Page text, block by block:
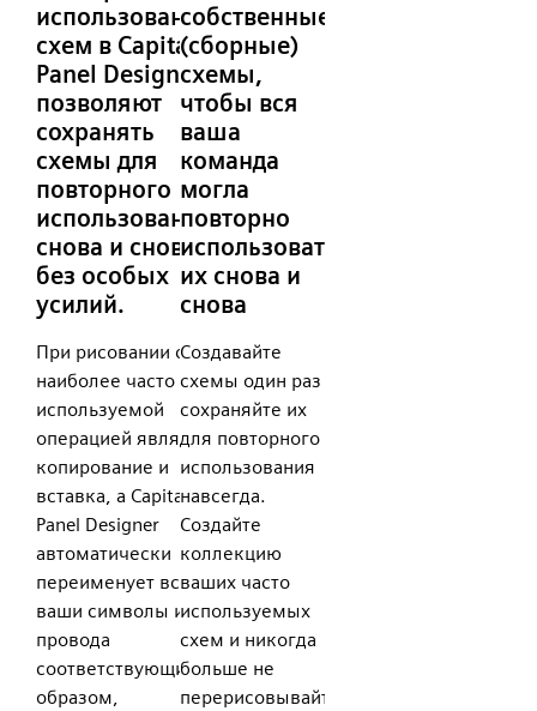
использования
схем в Capital X
Panel Designer
позволяют
сохранять
схемы для
повторного
использования
снова и снова
без особых
усилий.
При рисовании схем
наиболее часто
используемой
операцией является
копирование и
вставка, а Capital X
Panel Designer
автоматически
переименует все
ваши символы и
провода
соответствующим
образом,
собственные
(сборные)
схемы,
чтобы вся
ваша
команда
могла
повторно
использовать
их снова и
снова
Создавайте
схемы один раз и
сохраняйте их
для повторного
использования
навсегда.
Создайте
коллекцию
ваших часто
используемых
схем и никогда
больше не
перерисовывайте